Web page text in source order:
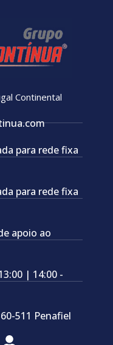
Continental
para rede fixa
para rede fixa
apoio ao
| 14:00 -
511 Penafiel